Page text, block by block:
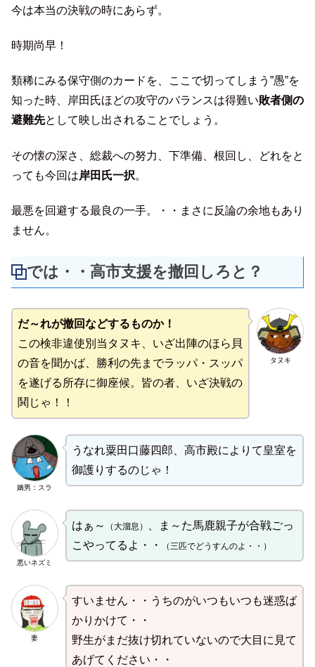
今は本当の決戦の時にあらず。
時期尚早！
類稀にみる保守側のカードを、ここで切ってしまう”愚”を
知った時、岸田氏ほどの攻守のバランスは得難い敗者側の
避難先として映し出されることでしょう。
その懐の深さ、総裁への努力、下準備、根回し、どれをと
っても今回は岸田氏一択。
最悪を回避する最良の一手。・・まさに反論の余地もあり
ません。
では・・高市支援を撤回しろと？
タヌキ
だ～れが撤回などするものか！
この検非違使別当タヌキ、いざ出陣のほら貝
の音を聞かば、勝利の先までラッパ・スッパ
を遂げる所存に御座候。皆の者、いざ決戦の
鬨じゃ！！
嫡男：スラ
うなれ粟田口藤四郎、高市殿によりて皇室を
御護りするのじゃ！
悪いネズミ
はぁ～ （大溜息）
、ま～た馬鹿親子が合戦ごっ
こやってるよ・・
（三匹でどうすんのよ・・）
妻
すいません・・うちのがいつもいつも迷惑ば
かりかけて・・
野生がまだ抜け切れていないので大目に見て
あげてください・・